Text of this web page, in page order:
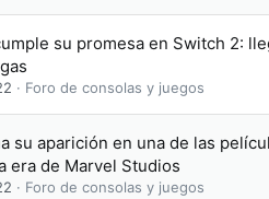
su promesa en Switch 2:
Foro de consolas y juegos
su aparición en una de las
era de Marvel Studios
Foro de consolas y juegos